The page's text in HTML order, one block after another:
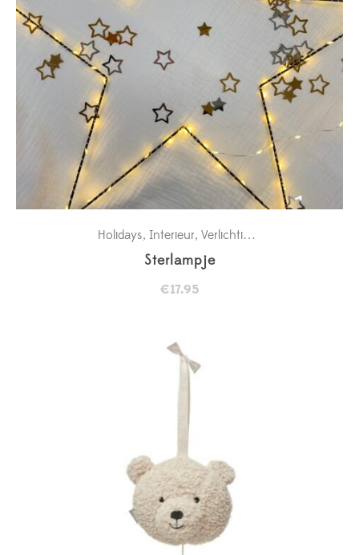
Holidays, Interieur, Verlichting
Sterlampje
€17.95